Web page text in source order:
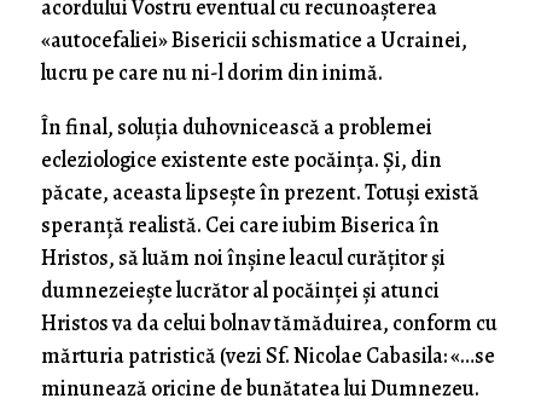
acordului Vostru eventual cu recunoașterea
«autocefaliei» Bisericii schismatice a Ucrainei,
lucru pe care nu ni-l dorim din inimă.
În final, soluția duhovnicească a problemei
ecleziologice existente este pocăința. Și, din
păcate, aceasta lipsește în prezent. Totuși există
speranță realistă. Cei care iubim Biserica în
Hristos, să luăm noi înșine leacul curățitor și
dumnezeiește lucrător al pocăinței și atunci
Hristos va da celui bolnav tămăduirea, conform cu
mărturia patristică (vezi Sf. Nicolae Cabasila: «…se
minunează oricine de bunătatea lui Dumnezeu.